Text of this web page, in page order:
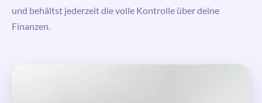
und behältst jederzeit die volle Kontrolle über deine
Finanzen.